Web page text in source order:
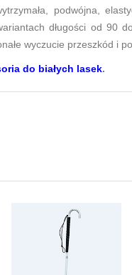
podwójna,
długości od 90
wyczucie przeszkód i
do białych lasek.